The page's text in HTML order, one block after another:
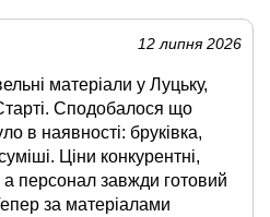
12 липня 2026
матеріали у Луцьку,
Сподобалося що
в наявності: бруківка,
Ціни конкурентні,
а персонал завжди готовий
за матеріалами